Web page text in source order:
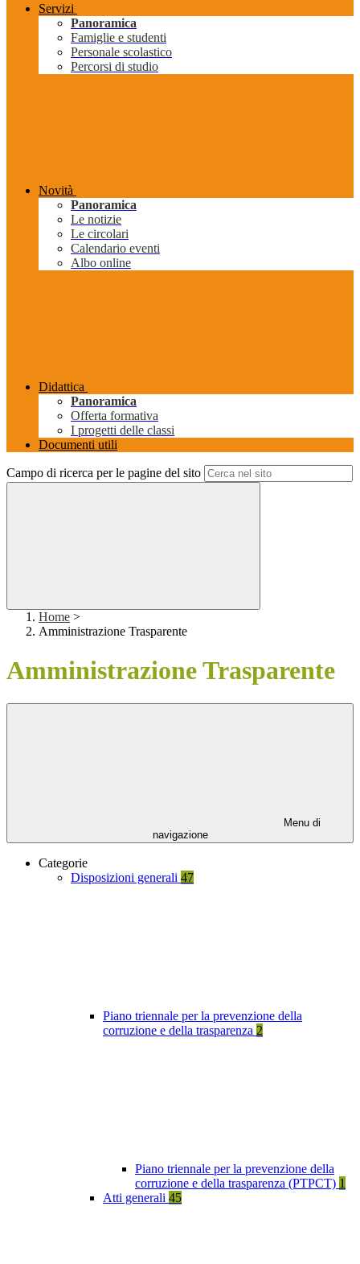
Servizi
Panoramica
Famiglie e studenti
Personale scolastico
Percorsi di studio
Novità
Panoramica
Le notizie
Le circolari
Calendario eventi
Albo online
Didattica
Panoramica
Offerta formativa
I progetti delle classi
Documenti utili
Campo di ricerca per le pagine del sito
Home >
Amministrazione Trasparente
Amministrazione Trasparente
Menu di
navigazione
Categorie
Disposizioni generali 47
Piano triennale per la prevenzione della
corruzione e della trasparenza 2
Piano triennale per la prevenzione della
corruzione e della trasparenza (PTPCT) 1
Atti generali 45